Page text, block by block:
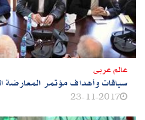
عالم عربى
سياقات وأهداف مؤتمر المعارضة
23-11-2017